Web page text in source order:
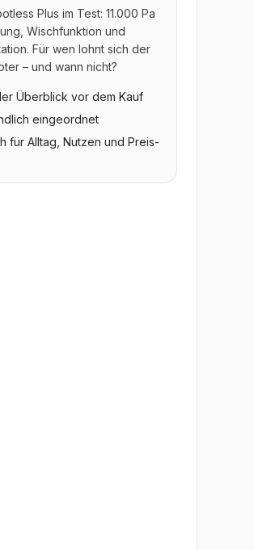
Plus im Test: 11.000 Pa
Wischfunktion und
Für wen lohnt sich der
– und wann nicht?
Überblick vor dem Kauf
eingeordnet
für Alltag, Nutzen und Preis-